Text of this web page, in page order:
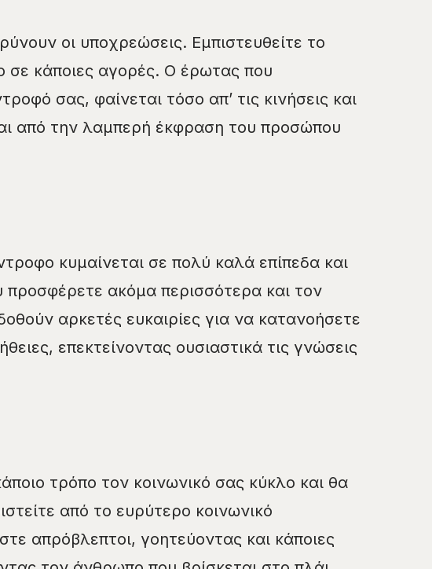
οι υποχρεώσεις. Εμπιστευθείτε το
σε κάποιες αγορές. Ο έρωτας που
σας, φαίνεται τόσο απ’ τις κινήσεις και
από την λαμπερή έκφραση του προσώπου
κυμαίνεται σε πολύ καλά επίπεδα και
προσφέρετε ακόμα περισσότερα και τον
αρκετές ευκαιρίες για να κατανοήσετε
επεκτείνοντας ουσιαστικά τις γνώσεις
τρόπο τον κοινωνικό σας κύκλο και θα
από το ευρύτερο κοινωνικό
απρόβλεπτοι, γοητεύοντας και κάποιες